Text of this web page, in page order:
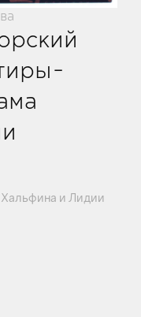
Хальфина и Лидии